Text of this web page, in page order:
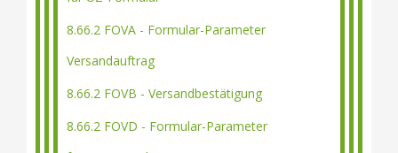
8.66.2 FOVA - Formular-Parameter
Versandauftrag
8.66.2 FOVB - Versandbestätigung
8.66.2 FOVD - Formular-Parameter